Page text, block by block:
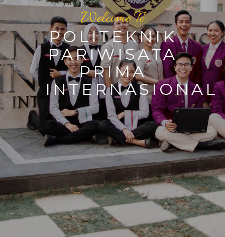
Welcome To
POLITEKNIK
PARIWISATA
PRIMA
INTERNASIONAL